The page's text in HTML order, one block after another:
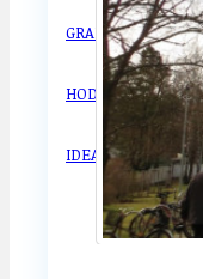
GRANTY A DOTACE
HODKOVSKÁ ULICE
IDEAL LUX